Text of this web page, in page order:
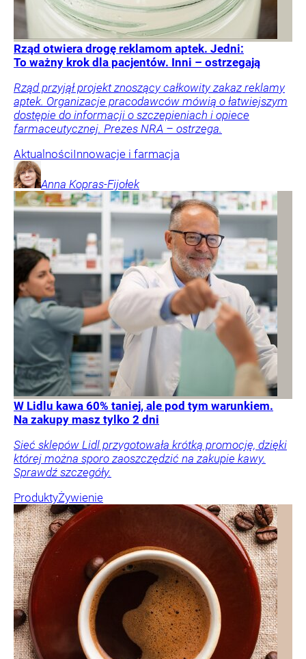
Rząd otwiera drogę reklamom aptek. Jedni:
To ważny krok dla pacjentów. Inni – ostrzegają
Rząd przyjął projekt znoszący całkowity zakaz reklamy
aptek. Organizacje pracodawców mówią o łatwiejszym
dostępie do informacji o szczepieniach i opiece
farmaceutycznej. Prezes NRA – ostrzega.
AktualnościInnowacje i farmacja
Anna Kopras-Fijołek
W Lidlu kawa 60% taniej, ale pod tym warunkiem.
Na zakupy masz tylko 2 dni
Sieć sklepów Lidl przygotowała krótką promocję, dzięki
której można sporo zaoszczędzić na zakupie kawy.
Sprawdź szczegóły.
ProduktyŻywienie